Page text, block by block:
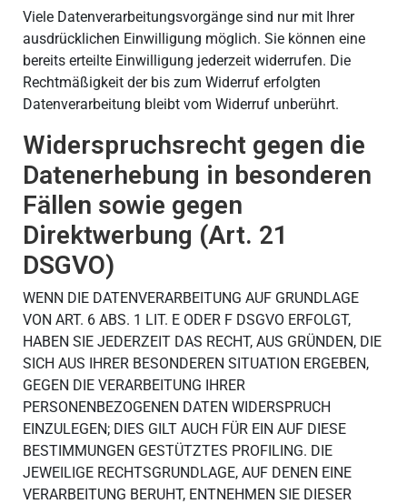
Viele Datenverarbeitungsvorgänge sind nur mit Ihrer
ausdrücklichen Einwilligung möglich. Sie können eine
bereits erteilte Einwilligung jederzeit widerrufen. Die
Rechtmäßigkeit der bis zum Widerruf erfolgten
Datenverarbeitung bleibt vom Widerruf unberührt.
Widerspruchsrecht gegen die
Datenerhebung in besonderen
Fällen sowie gegen
Direktwerbung (Art. 21
DSGVO)
WENN DIE DATENVERARBEITUNG AUF GRUNDLAGE
VON ART. 6 ABS. 1 LIT. E ODER F DSGVO ERFOLGT,
HABEN SIE JEDERZEIT DAS RECHT, AUS GRÜNDEN, DIE
SICH AUS IHRER BESONDEREN SITUATION ERGEBEN,
GEGEN DIE VERARBEITUNG IHRER
PERSONENBEZOGENEN DATEN WIDERSPRUCH
EINZULEGEN; DIES GILT AUCH FÜR EIN AUF DIESE
BESTIMMUNGEN GESTÜTZTES PROFILING. DIE
JEWEILIGE RECHTSGRUNDLAGE, AUF DENEN EINE
VERARBEITUNG BERUHT, ENTNEHMEN SIE DIESER